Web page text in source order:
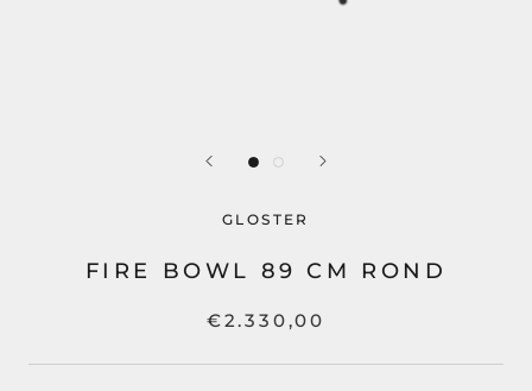
GLOSTER
FIRE BOWL 89 CM ROND
€2.330,00